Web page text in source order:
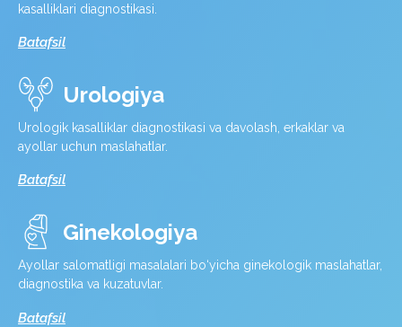
kasalliklari diagnostikasi.
Batafsil
Urologiya
Urologik kasalliklar diagnostikasi va davolash, erkaklar va
ayollar uchun maslahatlar.
Batafsil
Ginekologiya
Ayollar salomatligi masalalari bo‘yicha ginekologik maslahatlar,
diagnostika va kuzatuvlar.
Batafsil